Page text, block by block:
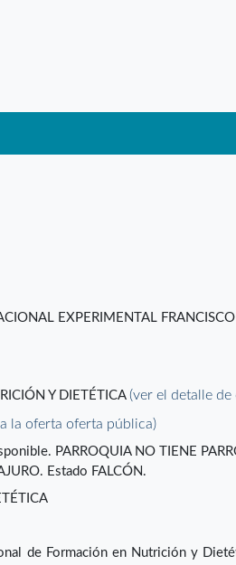
EXPERIMENTAL
Y DIETÉTICA(ver el detalle de
la oferta oferta pública)
PARROQUIA NO TIENE
Estado FALCÓN.
de Formación en Nutrición y